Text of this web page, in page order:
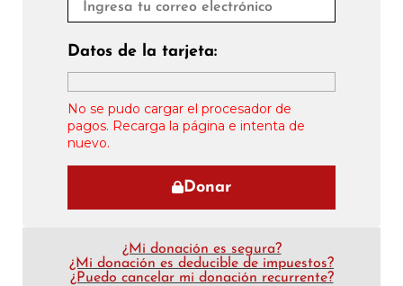
Datos de la tarjeta:
No se pudo cargar el procesador de
pagos. Recarga la página e intenta de
nuevo.
Donar
¿Mi donación es segura?
¿Mi donación es deducible de impuestos?
¿Puedo cancelar mi donación recurrente?